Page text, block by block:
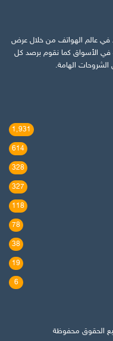
في عالم الهواتف من خلال عرض
في الأسواق كما نقوم برصد كل
الشروحات الهامة.
1٬931
614
328
327
118
78
38
19
6